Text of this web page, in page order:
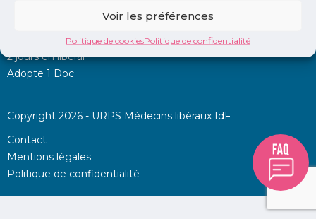
Voir les préférences
Politique de cookiesPolitique de confidentialité
Permanence d’aide à l’installation
2 jours en libéral
Adopte 1 Doc
Copyright 2026 - URPS Médecins libéraux IdF
Contact
Mentions légales
Politique de confidentialité